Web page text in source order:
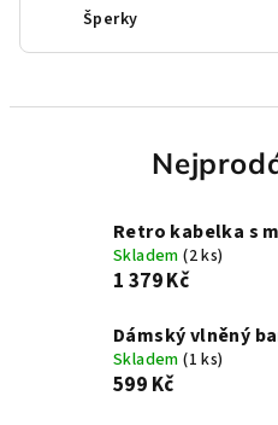
Šperky
Retro kabelka s
Skladem(2 ks)
1 379 Kč
Dámský vlněný
Skladem(1 ks)
599 Kč